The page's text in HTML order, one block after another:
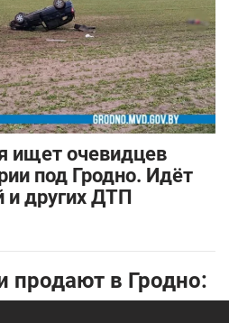
ищет очевидцев
под Гродно. Идёт
и других ДТП
продают в Гродно: